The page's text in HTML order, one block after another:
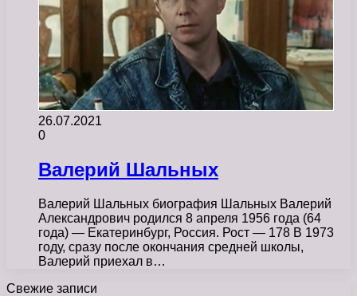
26.07.2021
0
Валерий Шальных
Валерий Шальных биография Шальных Валерий
Александрович родился 8 апреля 1956 года (64
года) — Екатеринбург, Россия. Рост — 178 В 1973
году, сразу после окончания средней школы,
Валерий приехал в…
Свежие записи